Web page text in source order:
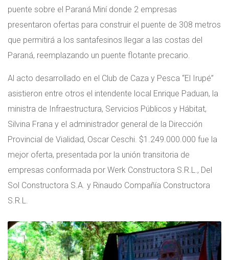
puente sobre el Paraná Miní donde 2 empresas
presentaron ofertas para construir el puente de 308 metros
que permitirá a los santafesinos llegar a las costas del
Paraná, reemplazando un puente flotante precario.
Al acto desarrollado en el Club de Caza y Pesca “El Irupé”
asistieron entre otros el intendente local Enrique Paduan, la
ministra de Infraestructura, Servicios Públicos y Hábitat,
Silvina Frana y el administrador general de la Dirección
Provincial de Vialidad, Oscar Ceschi. $1.249.000.000 fue la
mejor oferta, presentada por la unión transitoria de
empresas conformada por Werk Constructora S.R.L., Del
Sol Constructora S.A. y Rinaudo Compañía Constructora
S.R.L.